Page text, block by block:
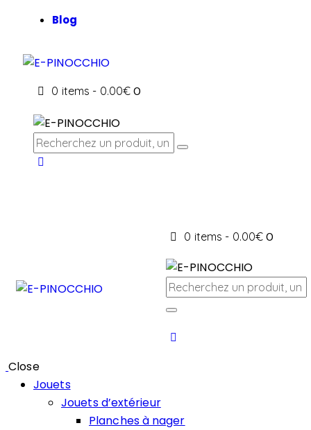
Blog
0 items - 0.00€ 0
0 items - 0.00€ 0
Close
Jouets
Jouets d’extérieur
Planches à nager